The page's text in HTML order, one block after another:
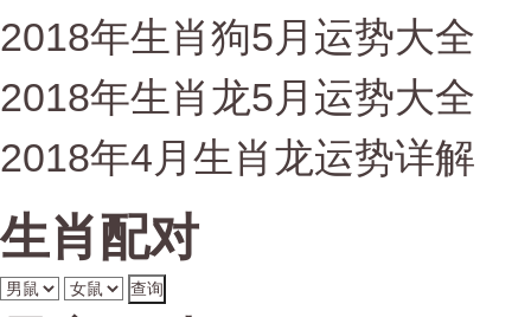
2018年生肖狗5月运势大全
2018年生肖龙5月运势大全
2018年4月生肖龙运势详解
生肖配对